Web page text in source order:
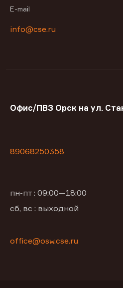
E-mail
info@cse.ru
Офис/ПВЗ Орск на ул.
89068250358
пн-пт : 09:00—18:00
сб, вс : выходной
office@osw.cse.ru